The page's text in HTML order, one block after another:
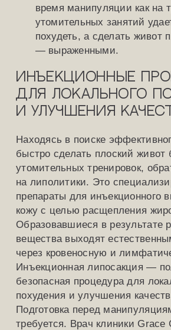
время манипуляции как на
утомительных занятий
похудеть, а сделать
— выраженными.
Инъекционные
для локального
и улучшения
Находясь в поиске
быстро сделать плоский живот
утомительных тренировок,
на липолитики. Это
препараты для инъекционного
кожу с целью расщепления
Образовавшиеся в результате
вещества выходят
через кровеносную и
Инъекционная липосакция —
безопасная процедура для
похудения и улучшения
Подготовка перед
требуется. Врач клиники Grace